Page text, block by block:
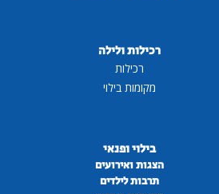
רכילות ולילה
רכילות
מקומות בילוי
בילוי ופנאי
הצגות ואירועים
תרבות לילדים